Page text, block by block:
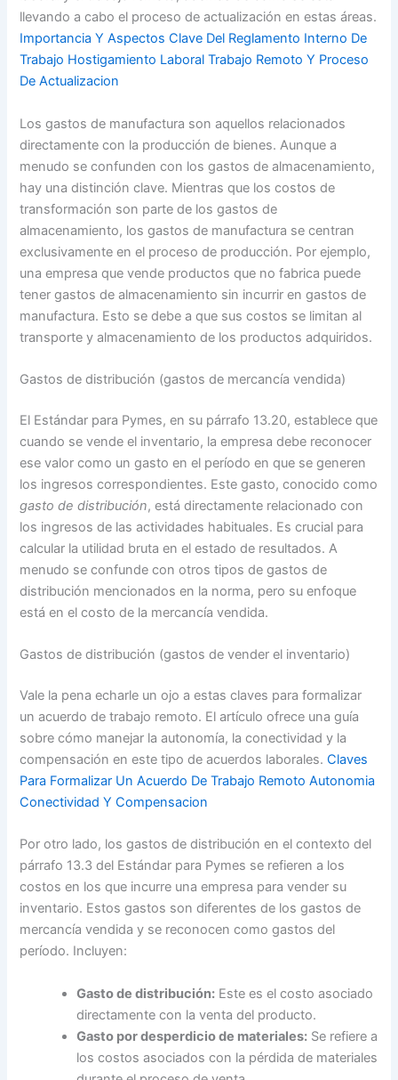
llevando a cabo el proceso de actualización en estas áreas.
Importancia Y Aspectos Clave Del Reglamento Interno De
Trabajo Hostigamiento Laboral Trabajo Remoto Y Proceso
De Actualizacion
Los gastos de manufactura son aquellos relacionados
directamente con la producción de bienes. Aunque a
menudo se confunden con los gastos de almacenamiento,
hay una distinción clave. Mientras que los costos de
transformación son parte de los gastos de
almacenamiento, los gastos de manufactura se centran
exclusivamente en el proceso de producción. Por ejemplo,
una empresa que vende productos que no fabrica puede
tener gastos de almacenamiento sin incurrir en gastos de
manufactura. Esto se debe a que sus costos se limitan al
transporte y almacenamiento de los productos adquiridos.
Gastos de distribución (gastos de mercancía vendida)
El Estándar para Pymes, en su párrafo 13.20, establece que
cuando se vende el inventario, la empresa debe reconocer
ese valor como un gasto en el período en que se generen
los ingresos correspondientes. Este gasto, conocido como
gasto de distribución, está directamente relacionado con
los ingresos de las actividades habituales. Es crucial para
calcular la utilidad bruta en el estado de resultados. A
menudo se confunde con otros tipos de gastos de
distribución mencionados en la norma, pero su enfoque
está en el costo de la mercancía vendida.
Gastos de distribución (gastos de vender el inventario)
Vale la pena echarle un ojo a estas claves para formalizar
un acuerdo de trabajo remoto. El artículo ofrece una guía
sobre cómo manejar la autonomía, la conectividad y la
compensación en este tipo de acuerdos laborales.Claves
Para Formalizar Un Acuerdo De Trabajo Remoto Autonomia
Conectividad Y Compensacion
Por otro lado, los gastos de distribución en el contexto del
párrafo 13.3 del Estándar para Pymes se refieren a los
costos en los que incurre una empresa para vender su
inventario. Estos gastos son diferentes de los gastos de
mercancía vendida y se reconocen como gastos del
período. Incluyen:
Gasto de distribución: Este es el costo asociado
directamente con la venta del producto.
Gasto por desperdicio de materiales: Se refiere a
los costos asociados con la pérdida de materiales